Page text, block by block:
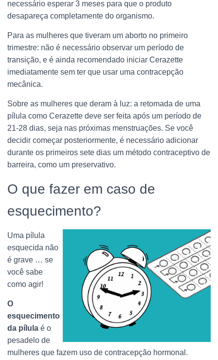
necessário esperar 3 meses para que o produto
desapareça completamente do organismo.
Para as mulheres que tiveram um aborto no primeiro
trimestre: não é necessário observar um período de
transição, e é ainda recomendado iniciar Cerazette
imediatamente sem ter que usar uma contracepção
mecânica.
Sobre as mulheres que deram à luz: a retomada de uma
pílula como Cerazette deve ser feita após um período de
21-28 dias, seja nas próximas menstruações. Se você
decidir começar posteriormente, é necessário adicionar
durante os primeiros sete dias um método contraceptivo de
barreira, como um preservativo.
O que fazer em caso de
esquecimento?
Uma pílula
esquecida não
é grave … se
você sabe
como agir!
O
esquecimento
da pílula é o
pesadelo de
mulheres que fazem uso de contracepção hormonal.